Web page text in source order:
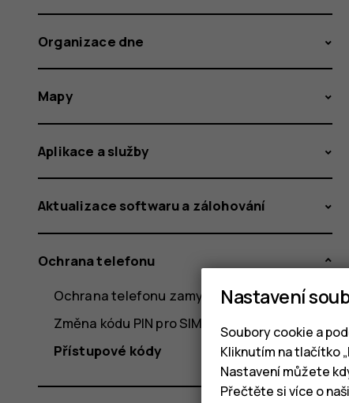
Organizace dne
Mapy
Aplikace a služby
Aktualizace softwaru a zálohování
Ochrana telefonu
Ochrana telefonu zamykáním obrazovky
Změna kódu PIN pro SIM kartu
Přístupové kódy
Nastavení
Soubory cookie a
Kliknutím na tlačítko
Nastavení můžete
Přečtěte si více o